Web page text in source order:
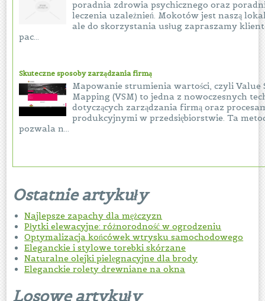
poradnia zdrowia psychicznego oraz
leczenia uzależnień. Mokotów jest naszą
ale do skorzystania usług zapraszamy
pac...
Skuteczne sposoby zarządzania firmą
Mapowanie strumienia wartości, czyli Value
Mapping (VSM) to jedna z nowoczesnych
dotyczących zarządzania firmą oraz
produkcyjnymi w przedsiębiorstwie. Ta
pozwala n...
Ostatnie artykuły
Najlepsze zapachy dla mężczyzn
Płytki elewacyjne: różnorodność w ogrodzeniu
Optymalizacja końcówek wtrysku samochodowego
Eleganckie i stylowe torebki skórzane
Naturalne olejki pielęgnacyjne dla brody
Eleganckie rolety drewniane na okna
Losowe artykuły